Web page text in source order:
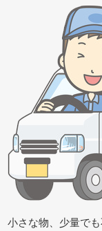
小さな物、少量で